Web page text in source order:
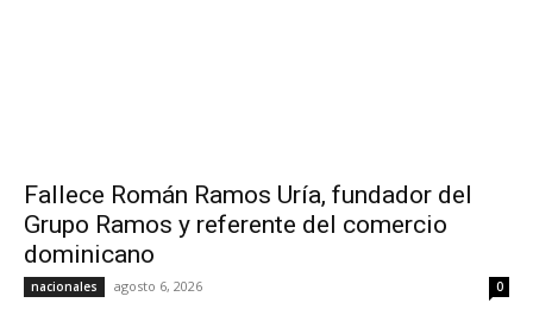
Fallece Román Ramos Uría, fundador del
Grupo Ramos y referente del comercio
dominicano
nacionales agosto 6, 2026 0